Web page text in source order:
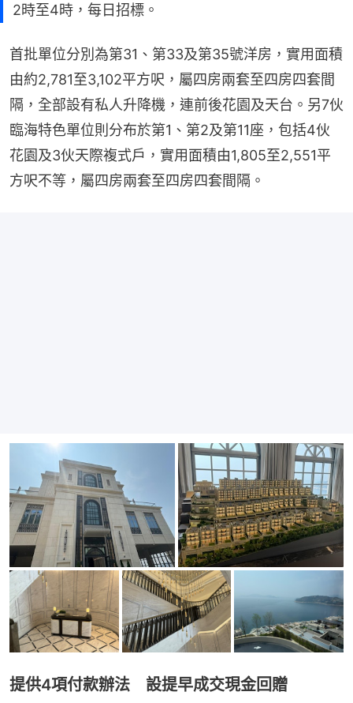
2時至4時，每日招標。
首批單位分別為第31、第33及第35號洋房，實用面積
由約2,781至3,102平方呎，屬四房兩套至四房四套間
隔，全部設有私人升降機，連前後花園及天台。另7伙
臨海特色單位則分布於第1、第2及第11座，包括4伙
花園及3伙天際複式戶，實用面積由1,805至2,551平
方呎不等，屬四房兩套至四房四套間隔。
提供4項付款辦法 設提早成交現金回贈